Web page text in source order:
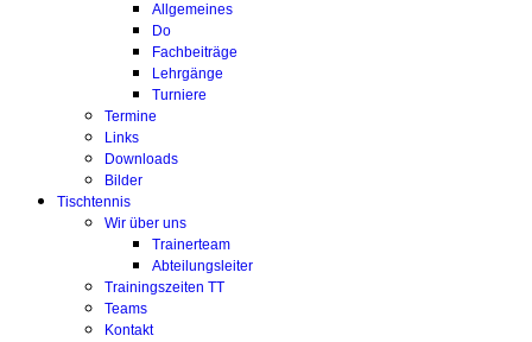
Allgemeines
Do
Fachbeiträge
Lehrgänge
Turniere
Termine
Links
Downloads
Bilder
Tischtennis
Wir über uns
Trainerteam
Abteilungsleiter
Trainingszeiten TT
Teams
Kontakt